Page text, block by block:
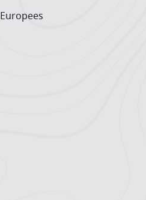
Europees